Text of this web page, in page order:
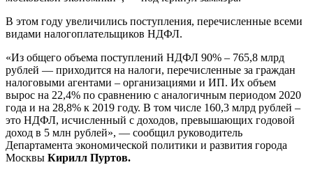
В этом году увеличились поступления, перечисленные всеми
видами налогоплательщиков НДФЛ.
«Из общего объема поступлений НДФЛ 90% – 765,8 млрд
рублей — приходится на налоги, перечисленные за граждан
налоговыми агентами – организациями и ИП. Их объем
вырос на 22,4% по сравнению с аналогичным периодом 2020
года и на 28,8% к 2019 году. В том числе 160,3 млрд рублей –
это НДФЛ, исчисленный с доходов, превышающих годовой
доход в 5 млн рублей», — сообщил руководитель
Департамента экономической политики и развития города
Москвы Кирилл Пуртов.